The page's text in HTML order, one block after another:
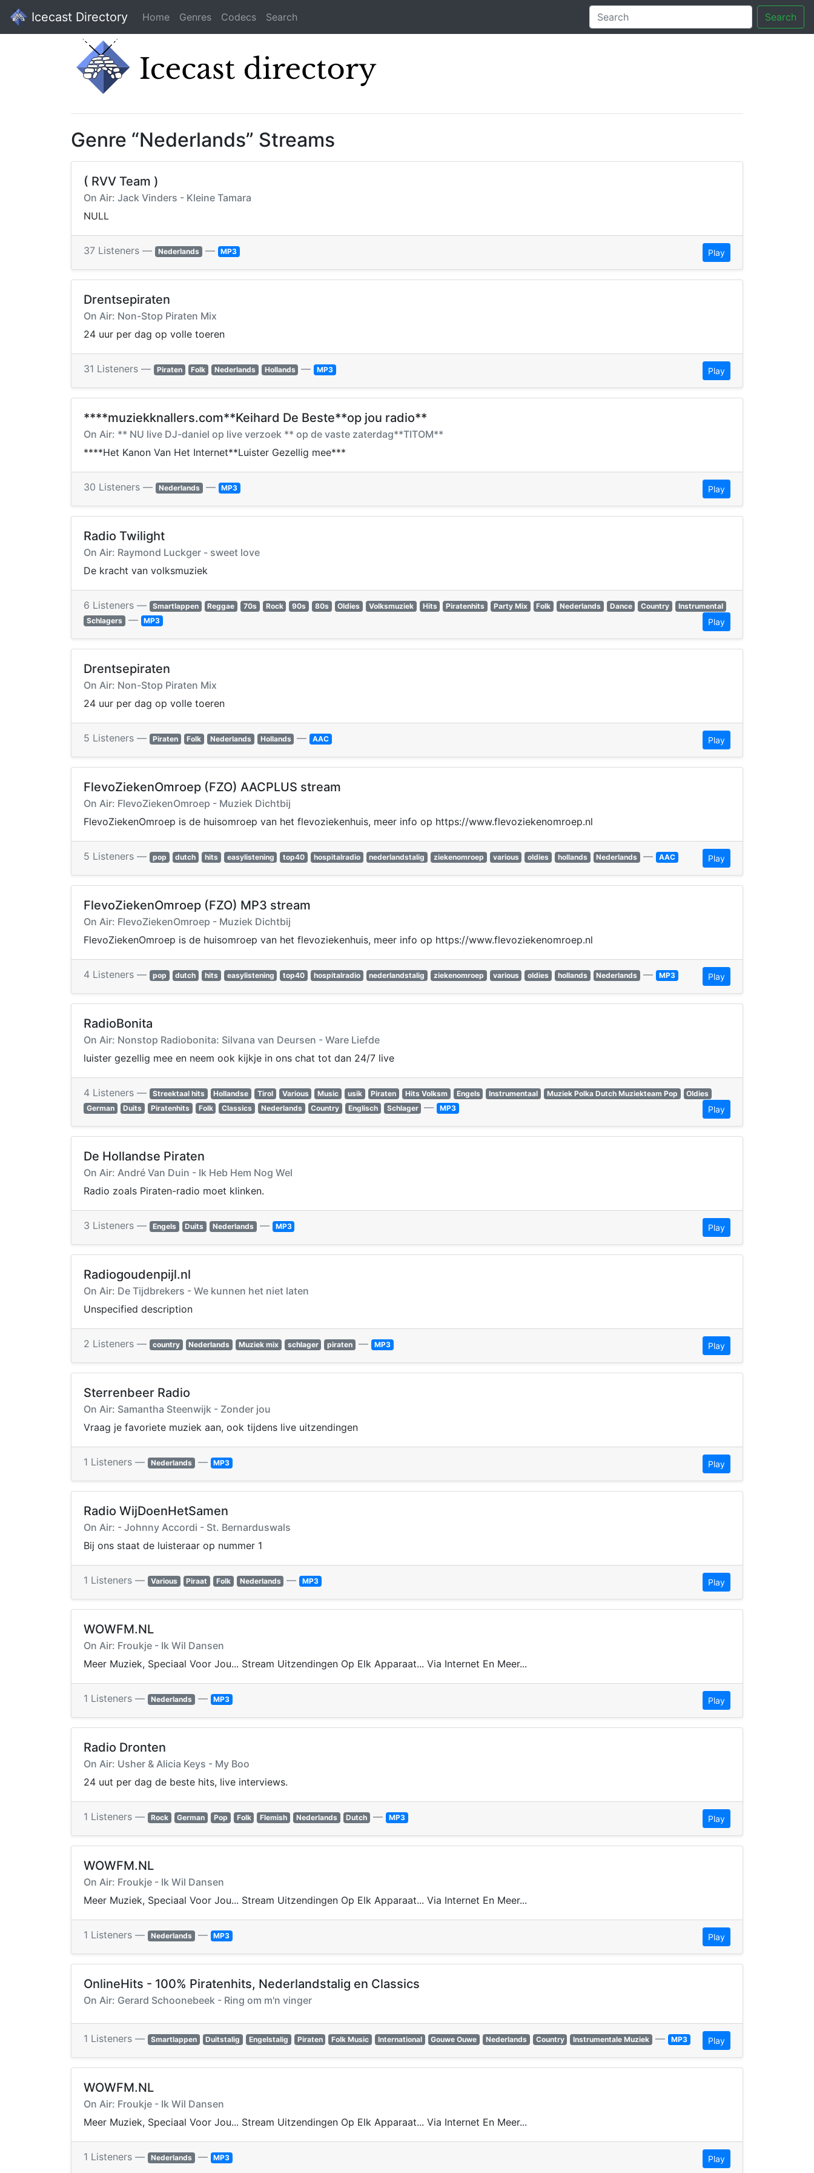
Icecast Directory Home Genres Codecs Search Search
Genre “Nederlands” Streams
( RVV Team )
On Air: Jack Vinders - Kleine Tamara
NULL
37 Listeners — Nederlands — MP3 Play
Drentsepiraten
On Air: Non-Stop Piraten Mix
24 uur per dag op volle toeren
31 Listeners — Piraten Folk Nederlands Hollands — MP3 Play
****muziekknallers.com**Keihard De Beste**op jou radio**
On Air: ** NU live DJ-daniel op live verzoek ** op de vaste zaterdag**TITOM**
****Het Kanon Van Het Internet**Luister Gezellig mee***
30 Listeners — Nederlands — MP3 Play
Radio Twilight
On Air: Raymond Luckger - sweet love
De kracht van volksmuziek
6 Listeners — Smartlappen Reggae 70s Rock 90s 80s Oldies Volksmuziek Hits Piratenhits Party Mix Folk Nederlands Dance Country
Instrumental
Schlagers — MP3 Play
Drentsepiraten
On Air: Non-Stop Piraten Mix
24 uur per dag op volle toeren
5 Listeners — Piraten Folk Nederlands Hollands — AAC Play
FlevoZiekenOmroep (FZO) AACPLUS stream
On Air: FlevoZiekenOmroep - Muziek Dichtbij
FlevoZiekenOmroep is de huisomroep van het flevoziekenhuis, meer info op https://www.flevoziekenomroep.nl
5 Listeners — pop dutch hits easylistening top40 hospitalradio nederlandstalig ziekenomroep various oldies hollands Nederlands — AAC Play
FlevoZiekenOmroep (FZO) MP3 stream
On Air: FlevoZiekenOmroep - Muziek Dichtbij
FlevoZiekenOmroep is de huisomroep van het flevoziekenhuis, meer info op https://www.flevoziekenomroep.nl
4 Listeners — pop dutch hits easylistening top40 hospitalradio nederlandstalig ziekenomroep various oldies hollands Nederlands — MP3 Play
RadioBonita
On Air: Nonstop Radiobonita: Silvana van Deursen - Ware Liefde
luister gezellig mee en neem ook kijkje in ons chat tot dan 24/7 live
4 Listeners — Streektaal hits Hollandse Tirol Various Music usik Piraten Hits Volksm Engels Instrumentaal Muziek Polka Dutch Muziekteam Pop
Oldies
German
Duits Piratenhits Folk Classics Nederlands Country Englisch Schlager — MP3 Play
De Hollandse Piraten
On Air: André Van Duin - Ik Heb Hem Nog Wel
Radio zoals Piraten-radio moet klinken.
3 Listeners — Engels Duits Nederlands — MP3 Play
Radiogoudenpijl.nl
On Air: De Tijdbrekers - We kunnen het niet laten
Unspecified description
2 Listeners — country Nederlands Muziek mix schlager piraten — MP3 Play
Sterrenbeer Radio
On Air: Samantha Steenwijk - Zonder jou
Vraag je favoriete muziek aan, ook tijdens live uitzendingen
1 Listeners — Nederlands — MP3 Play
Radio WijDoenHetSamen
On Air: - Johnny Accordi - St. Bernarduswals
Bij ons staat de luisteraar op nummer 1
1 Listeners — Various Piraat Folk Nederlands — MP3 Play
WOWFM.NL
On Air: Froukje - Ik Wil Dansen
Meer Muziek, Speciaal Voor Jou... Stream Uitzendingen Op Elk Apparaat... Via Internet En Meer...
1 Listeners — Nederlands — MP3 Play
Radio Dronten
On Air: Usher & Alicia Keys - My Boo
24 uut per dag de beste hits, live interviews.
1 Listeners — Rock German Pop Folk Flemish Nederlands Dutch — MP3 Play
WOWFM.NL
On Air: Froukje - Ik Wil Dansen
Meer Muziek, Speciaal Voor Jou... Stream Uitzendingen Op Elk Apparaat... Via Internet En Meer...
1 Listeners — Nederlands — MP3 Play
OnlineHits - 100% Piratenhits, Nederlandstalig en Classics
On Air: Gerard Schoonebeek - Ring om m'n vinger
1 Listeners — Smartlappen Duitstalig Engelstalig Piraten Folk Music International Gouwe Ouwe Nederlands Country Instrumentale Muziek — MP3 Play
WOWFM.NL
On Air: Froukje - Ik Wil Dansen
Meer Muziek, Speciaal Voor Jou... Stream Uitzendingen Op Elk Apparaat... Via Internet En Meer...
1 Listeners — Nederlands — MP3 Play